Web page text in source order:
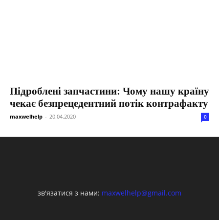
Підроблені запчастини: Чому нашу країну
чекає безпрецедентний потік контрафакту
maxwelhelp - 20.04.2020 0
зв'язатися з нами: maxwelhelp@gmail.com